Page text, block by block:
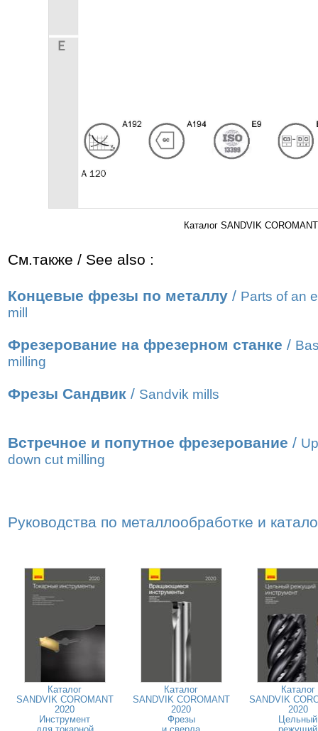
Каталог SANDVIK
См.также / See also :
Концевые фрезы по металлу / Parts of an
mill
Фрезерование на фрезерном станке /
milling
Фрезы Сандвик / Sandvik mills
Встречное и попутное фрезерование /
down cut milling
Руководства по металлообработке и
Каталог
SANDVIK COROMANT
2020
Инструмент
Каталог
SANDVIK COROMANT
2020
Фрезы
Каталог
SANDVIK
2020
Цельный